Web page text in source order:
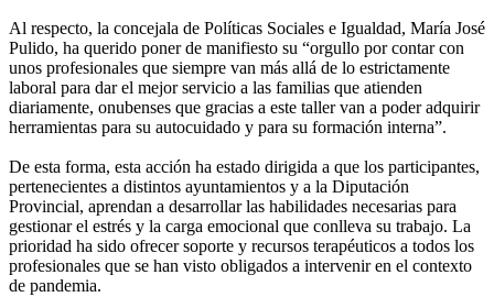
Al respecto, la concejala de Políticas Sociales e Igualdad, María José
Pulido, ha querido poner de manifiesto su “orgullo por contar con
unos profesionales que siempre van más allá de lo estrictamente
laboral para dar el mejor servicio a las familias que atienden
diariamente, onubenses que gracias a este taller van a poder adquirir
herramientas para su autocuidado y para su formación interna”.
De esta forma, esta acción ha estado dirigida a que los participantes,
pertenecientes a distintos ayuntamientos y a la Diputación
Provincial, aprendan a desarrollar las habilidades necesarias para
gestionar el estrés y la carga emocional que conlleva su trabajo. La
prioridad ha sido ofrecer soporte y recursos terapéuticos a todos los
profesionales que se han visto obligados a intervenir en el contexto
de pandemia.